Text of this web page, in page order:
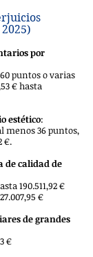
por
puntos o varias
€ hasta
estético:
menos 36 puntos,
€.
de calidad de
190.511,92 €
€
de grandes
€